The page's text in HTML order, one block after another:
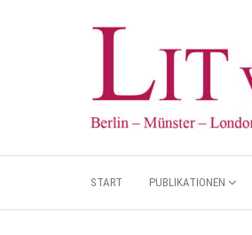
START PUBLIKATIONEN